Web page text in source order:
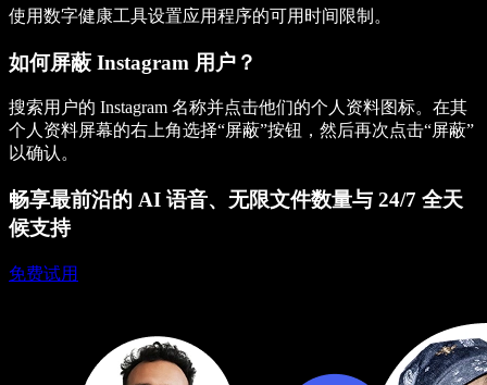
使用数字健康工具设置应用程序的可用时间限制。
如何屏蔽 Instagram 用户？
搜索用户的 Instagram 名称并点击他们的个人资料图标。在其
个人资料屏幕的右上角选择“屏蔽”按钮，然后再次点击“屏蔽”
以确认。
畅享最前沿的 AI 语音、无限文件数量与 24/7 全天
候支持
免费试用